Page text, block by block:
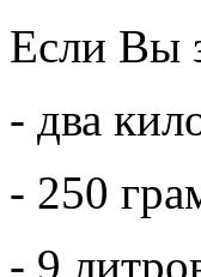
Если Вы
- два
- 250
- 9